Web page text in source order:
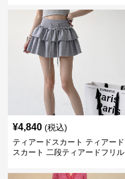
¥4,840 (税込)
ティアードスカート ティアード
スカート 二段ティアードフリル